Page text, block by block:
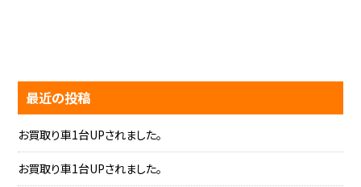
最近の投稿
お買取り車1台UPされました。
お買取り車1台UPされました。